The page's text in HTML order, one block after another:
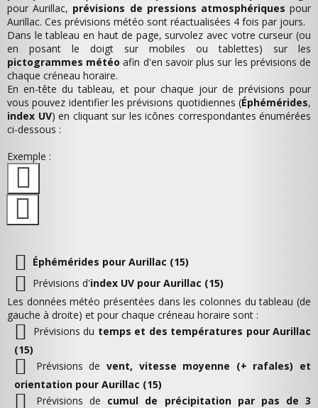
pour Aurillac, prévisions de pressions atmosphériques pour
Aurillac. Ces prévisions météo sont réactualisées 4 fois par jours.
Dans le tableau en haut de page, survolez avec votre curseur (ou
en posant le doigt sur mobiles ou tablettes) sur les
pictogrammes météo afin d'en savoir plus sur les prévisions de
chaque créneau horaire.
En en-tête du tableau, et pour chaque jour de prévisions pour
vous pouvez identifier les prévisions quotidiennes (Éphémérides,
index UV) en cliquant sur les icônes correspondantes énumérées
ci-dessous :
Exemple :
Éphémérides pour Aurillac (15)
Prévisions d'index UV pour Aurillac (15)
Les données météo présentées dans les colonnes du tableau (de
gauche à droite) et pour chaque créneau horaire sont :
Prévisions du temps et des températures pour Aurillac
(15)
Prévisions de vent, vitesse moyenne (+ rafales) et
orientation pour Aurillac (15)
Prévisions de cumul de précipitation par pas de 3